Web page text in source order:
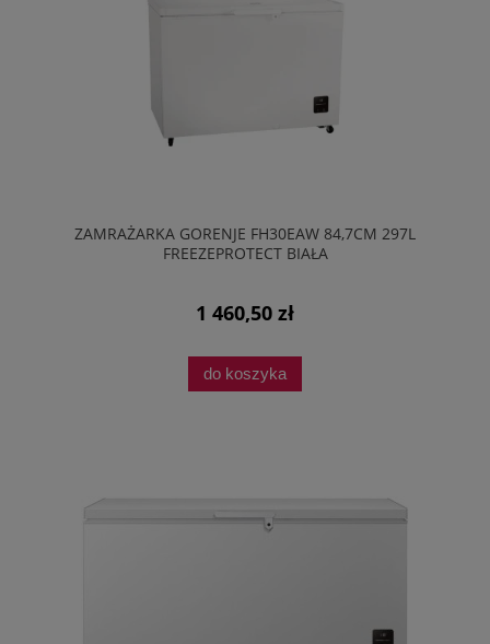
ZAMRAŻARKA GORENJE FH30EAW 84,7CM 297L
FREEZEPROTECT BIAŁA
1 460,50 zł
do koszyka